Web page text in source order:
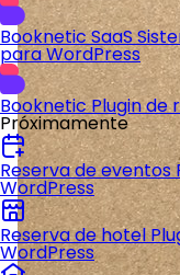
Booknetic SaaS
para WordPress
Booknetic Plugin de
Próximamente
Reserva de eventos
WordPress
Reserva de hotel
WordPress